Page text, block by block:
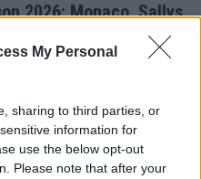
My Personal
sharing to third parties, or
information for
use the below opt-out
Please note that after your
2026: Monaco, Sallys